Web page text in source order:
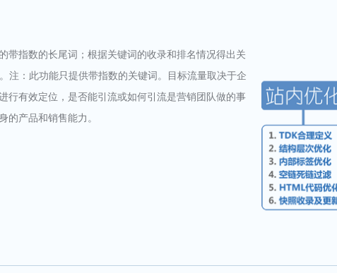
带指数的长尾词；根据关键词的收录和排名情况得出关
注：此功能只提供带指数的关键词。目标流量取决于企
行有效定位，是否能引流或如何引流是营销团队做的事
产品和销售能力。